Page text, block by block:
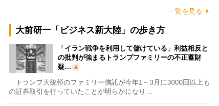
一覧を見る
大前研一「ビジネス新大陸」の歩き方
「イラン戦争を利用して儲けている」利益相反と
の批判が強まるトランプファミリーの不正蓄財
疑…
トランプ大統領のファミリー信託が今年1～3月に3000回以上も
の証券取引を行っていたことが明らかになり…